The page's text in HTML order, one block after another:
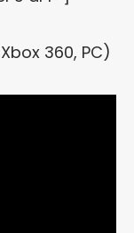
360, PC)